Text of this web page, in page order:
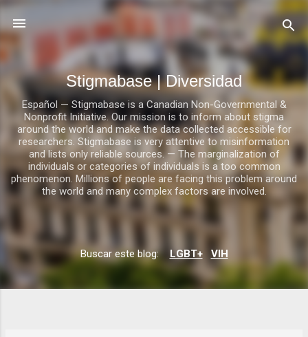
Ir al contenido principal
Stigmabase | Diversidad
Español — Stigmabase is a Canadian Non-Governmental &
Nonprofit Initiative. Our mission is to inform about stigma
around the world and make the data collected accessible for
researchers. Stigmabase is very attentive to misinformation
and lists only reliable sources. — The marginalization of
individuals or categories of individuals is a too common
phenomenon. Millions of people are facing this problem around
the world and many complex factors are involved.
E
Buscar este blog: LGBT+ VIH